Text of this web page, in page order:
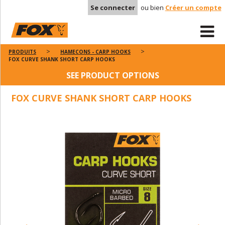
Se connecter ou bien Créer un compte
PRODUITS
HAMECONS - CARP HOOKS
FOX CURVE SHANK SHORT CARP HOOKS
SEE PRODUCT OPTIONS
FOX CURVE SHANK SHORT CARP HOOKS